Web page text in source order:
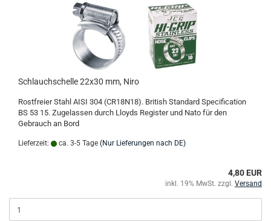
Schlauchschelle 22x30 mm, Niro
Rostfreier Stahl AISI 304 (CR18N18). British Standard Specification
BS 53 15. Zugelassen durch Lloyds Register und Nato für den
Gebrauch an Bord
Lieferzeit: ca. 3-5 Tage (Nur Lieferungen nach DE)
4,80 EUR
inkl. 19% MwSt. zzgl. Versand